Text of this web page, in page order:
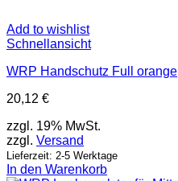
Add to wishlist
Schnellansicht
WRP Handschutz Full orange
20,12 €
zzgl. 19% MwSt.
zzgl. Versand
Lieferzeit: 2-5 Werktage
In den Warenkorb